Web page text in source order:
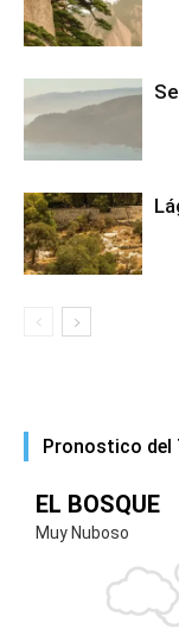
Pronostico del
EL BOSQUE
Muy Nuboso